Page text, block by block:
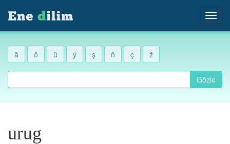
ä ö ü ý ş ň ç ž
Gözle
urug